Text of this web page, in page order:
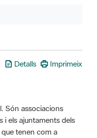
Detalls Imprimeix
Són associacions
i els ajuntaments dels
tenen com a